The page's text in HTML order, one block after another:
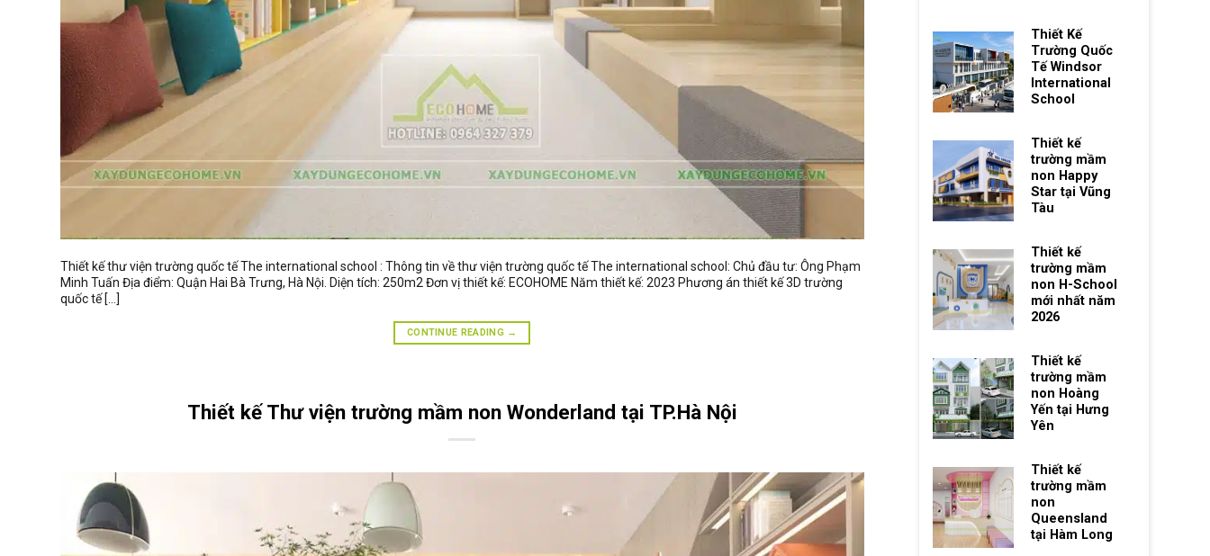
Thiết kế thư viện trường quốc tế The international school : Thông tin về thư viện trường quốc tế The international school: Chủ đầu tư: Ông Phạm
Minh Tuấn Địa điểm: Quận Hai Bà Trưng, Hà Nội. Diện tích: 250m2 Đơn vị thiết kế: ECOHOME Năm thiết kế: 2023 Phương án thiết kế 3D trường
quốc tế […]
CONTINUE READING →
Thiết kế Thư viện trường mầm non Wonderland tại TP.Hà Nội
Thiết Kế
Trường Quốc
Tế Windsor
International
School
Thiết kế
trường mầm
non Happy
Star tại Vũng
Tàu
Thiết kế
trường mầm
non H-School
mới nhất năm
2026
Thiết kế
trường mầm
non Hoàng
Yến tại Hưng
Yên
Thiết kế
trường mầm
non
Queensland
tại Hàm Long